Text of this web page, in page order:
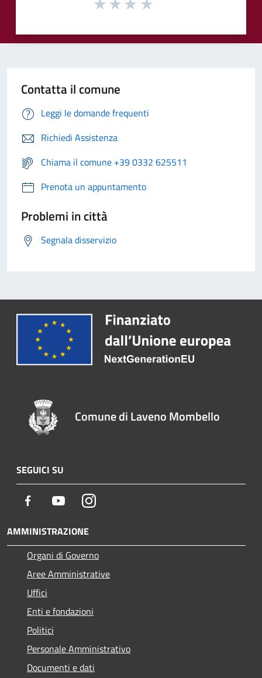
Contatta il comune
Leggi le domande frequenti
Richiedi Assistenza
Chiama il comune +39 0332 625511
Prenota un appuntamento
Problemi in città
Segnala disservizio
Comune di Laveno Mombello
SEGUICI SU
Facebook YoutubeInstagram
AMMINISTRAZIONE
Organi di Governo
Aree Amministrative
Uffici
Enti e fondazioni
Politici
Personale Amministrativo
Documenti e dati